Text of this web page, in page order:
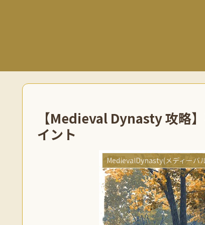
【Medieval Dynasty 攻略
イント
MedievalDynasty(メディーバ